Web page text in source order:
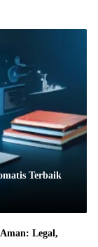
Terbaik
Legal,